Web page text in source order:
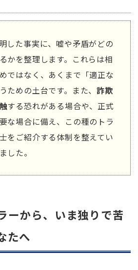
した事実に、嘘や矛盾がどの
かを整理します。これらは相
ではなく、あくまで「適正な
ための土台です。また、詐欺
する恐れがある場合や、正式
な場合に備え、この種のトラ
をご紹介する体制を整えてい
した。
ーから、いま独りで苦
たへ